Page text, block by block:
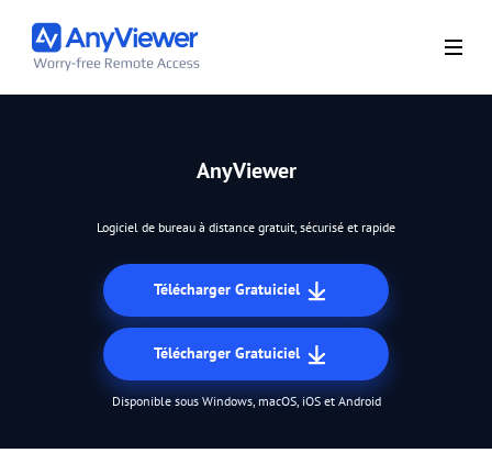
AnyViewer
Logiciel de bureau à distance gratuit, sécurisé et rapide
Télécharger Gratuiciel
Télécharger Gratuiciel
Disponible sous Windows, macOS, iOS et Android